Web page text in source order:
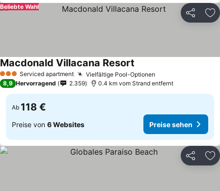
Teilen
Beliebte Wahl
3 SterneServiced apartment Vielfältige Pool-Optionen
Macdonald Villacana Resort
8,9 Hervorragend 2.359 0.4 km vom Strand entfernt
Ab 118 €
Preise von 6 Websites Preise sehen
Teilen